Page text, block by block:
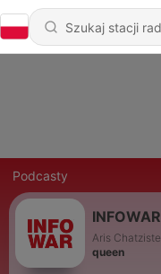
Podcasty
INFOWAR
Aris
queen